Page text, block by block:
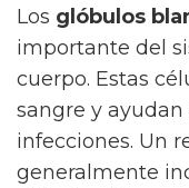
Los glóbulos
importante del
cuerpo. Estas
sangre y
infecciones. Un
generalmente